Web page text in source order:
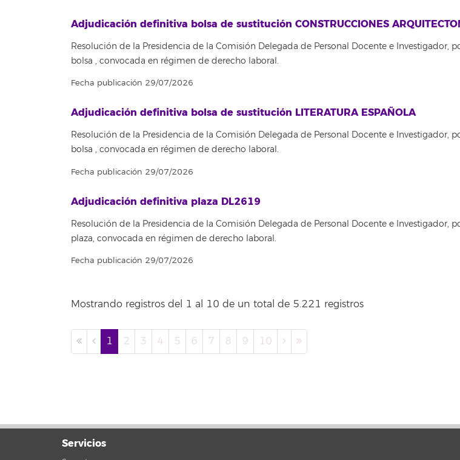
Adjudicación definitiva bolsa de sustitución CONSTRUCCIONES
Resolución de la Presidencia de la Comisión Delegada de Personal Docente e
bolsa , convocada en régimen de derecho laboral.
Fecha publicación 29/07/2026
Adjudicación definitiva bolsa de sustitución LITERATURA ESPAÑOLA
Resolución de la Presidencia de la Comisión Delegada de Personal Docente e
bolsa , convocada en régimen de derecho laboral.
Fecha publicación 29/07/2026
Adjudicación definitiva plaza DL2619
Resolución de la Presidencia de la Comisión Delegada de Personal Docente e
plaza, convocada en régimen de derecho laboral.
Fecha publicación 29/07/2026
Mostrando registros del 1 al 10 de un total de 5.221 registros
1 2 3 4 5 6 7 8 9 10
Servicios